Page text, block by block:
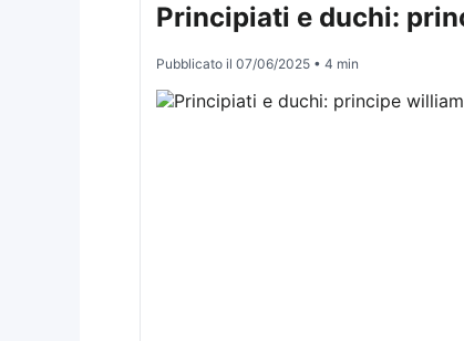
Principiati e duchi:
Pubblicato il 07/06/2025• 4 min